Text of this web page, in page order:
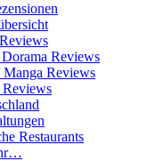
Reviews
Reviews
Restaurants